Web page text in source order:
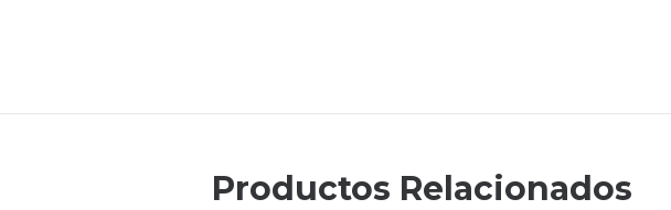
Productos Relacionados